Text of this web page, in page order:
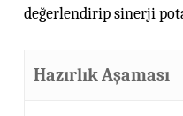
değerlendirip sinerji
Hazırlık Aşaması